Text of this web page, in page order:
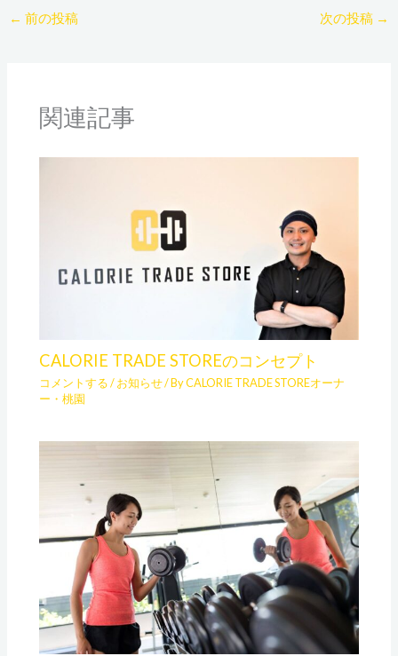
← 前の投稿 次の投稿 →
関連記事
CALORIE TRADE STOREのコンセプト
コメントする /お知らせ/ ByCALORIE TRADE STOREオーナ
ー・桃園